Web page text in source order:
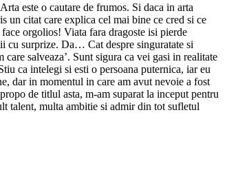
este o cautare de frumos. Si daca in arta
un citat care explica cel mai bine ce cred si ce
orgolios! Viata fara dragoste isi pierde
cu surprize. Da… Cat despre singuratate si
salveaza’. Sunt sigura ca vei gasi in realitate
ca intelegi si esti o persoana puternica, iar eu
dar in momentul in care am avut nevoie a fost
de titlul asta, m-am suparat la inceput pentru
talent, multa ambitie si admir din tot sufletul